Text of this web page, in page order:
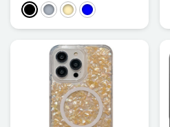
NegroGris Oro Azul